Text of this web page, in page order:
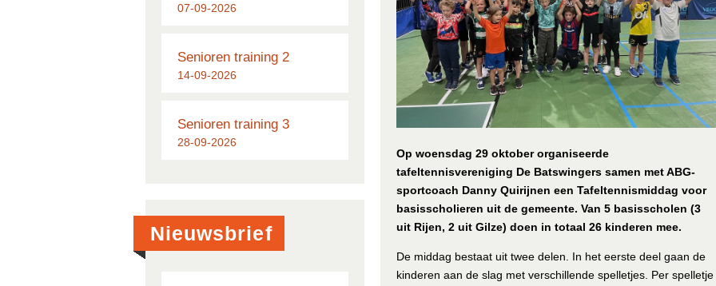
Op woensdag 29 oktober organiseerde
tafeltennisvereniging De Batswingers samen met ABG-
sportcoach Danny Quirijnen een Tafeltennismiddag voor
basisscholieren uit de gemeente. Van 5 basisscholen (3
uit Rijen, 2 uit Gilze) doen in totaal 26 kinderen mee.
De middag bestaat uit twee delen. In het eerste deel gaan de
kinderen aan de slag met verschillende spelletjes. Per spelletje
07-09-2026
Senioren training 2
14-09-2026
Senioren training 3
28-09-2026
Nieuwsbrief